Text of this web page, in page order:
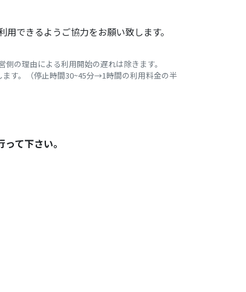
できるようご協力をお願い致します。
の理由による利用開始の遅れは除きます。
す。（停止時間30~45分→1時間の利用料金の半
て下さい。